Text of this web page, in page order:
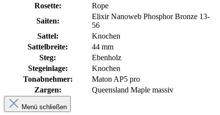
Rosette:
Rope
Saiten:
Elixir Nanoweb Phosphor Bronze 13-
56
Sattel:
Knochen
Sattelbreite:
44 mm
Steg:
Ebenholz
Stegeinlage:
Knochen
Tonabnehmer:
Maton AP5 pro
Zargen:
Queensland Maple massiv
Menü schließen